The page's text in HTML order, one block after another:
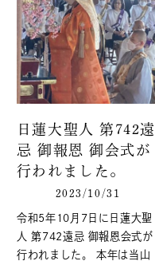
日蓮大聖人 第742遠
忌 御報恩 御会式が
行われました。
2023/10/31
令和5年10月7日に日蓮大聖
人 第742遠忌 御報恩会式が
行われました。 本年は当山